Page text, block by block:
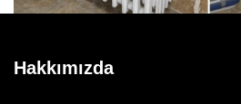
Hakkımızda